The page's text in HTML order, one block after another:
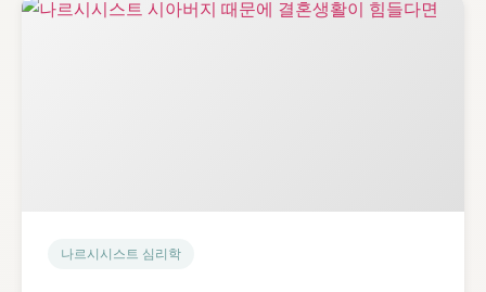
나르시시스트 심리학